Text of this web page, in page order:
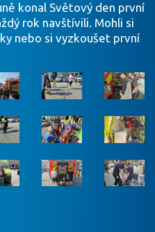
konal Světový den první
rok navštívili. Mohli si
nebo si vyzkoušet první